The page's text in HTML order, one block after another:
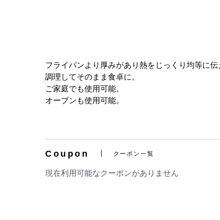
フライパンより厚みがあり熱をじっくり均等に
調理してそのまま食卓に。
ご家庭でも使用可能。
オーブンも使用可能。
Coupon クーポン一覧
現在利用可能なクーポンがありません